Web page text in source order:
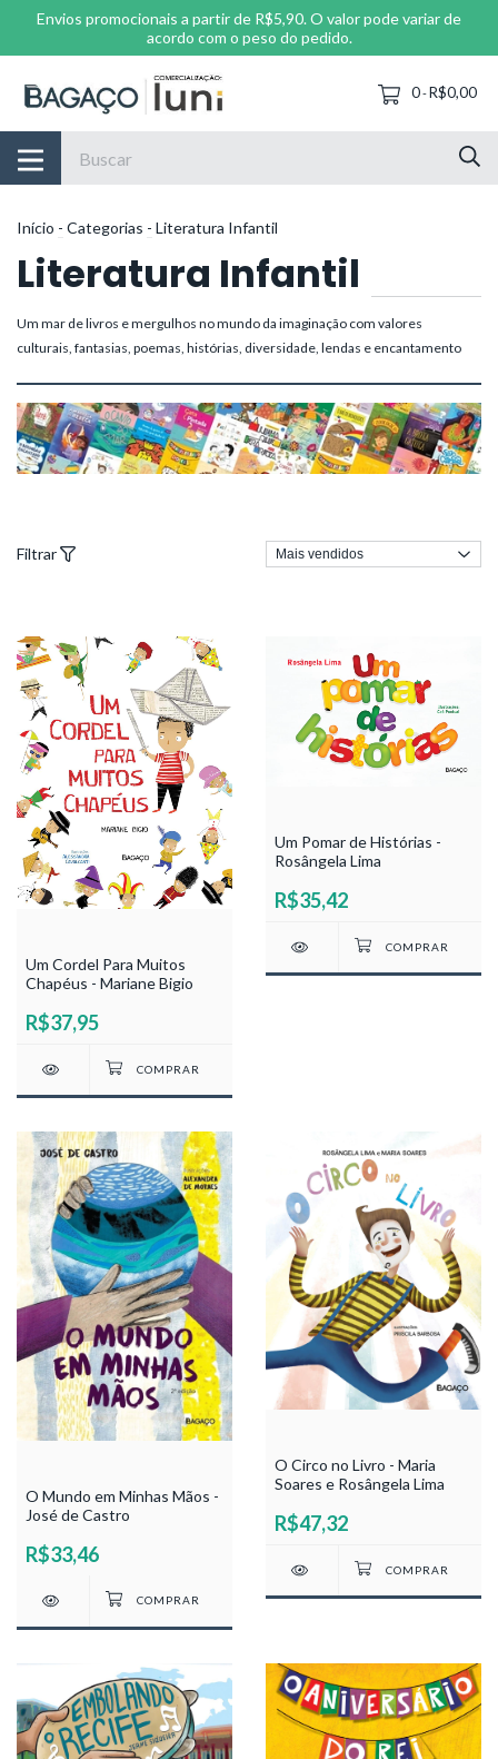
Envios promocionais a partir de R$5,90. O valor pode variar de
acordo com o peso do pedido.
0-R$0,00
Início - Categorias - Literatura Infantil
Literatura Infantil
Um mar de livros e mergulhos no mundo da imaginação com valores
culturais, fantasias, poemas, histórias, diversidade, lendas e encantamento
Filtrar
Um Cordel Para Muitos
Chapéus - Mariane Bigio
R$37,95
Um Pomar de Histórias -
Rosângela Lima
R$35,42
O Mundo em Minhas Mãos -
José de Castro
R$33,46
O Circo no Livro - Maria
Soares e Rosângela Lima
R$47,32